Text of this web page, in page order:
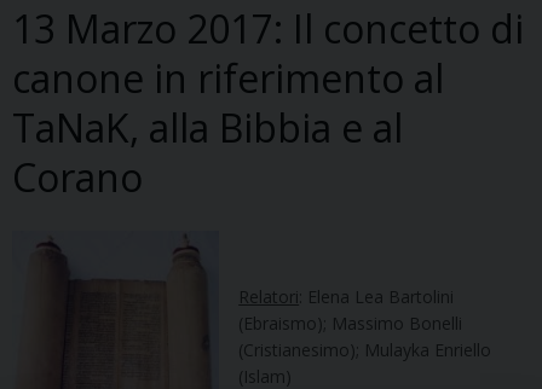
13 Marzo 2017: Il concetto di
canone in riferimento al
TaNaK, alla Bibbia e al
Corano
Relatori: Elena Lea Bartolini
(Ebraismo); Massimo Bonelli
(Cristianesimo); Mulayka Enriello
(Islam)